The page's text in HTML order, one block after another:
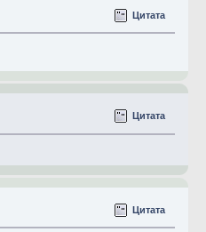
Цитата
Цитата
Цитата